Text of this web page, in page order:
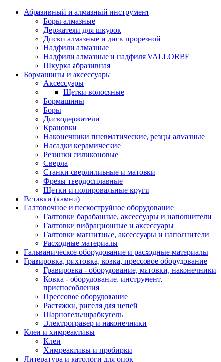
Абразивный и алмазный инструмент
Боры алмазные
Держатели для шкурок
Диски алмазные и диск прорезной
Надфили алмазные
Надфили алмазные и надфиля VALLORBE
Шкурка абразивная
Бормашины и аксессуары
Аксессуары
Щетки волосяные
Бормашины
Боры
Дискодержатели
Крацовки
Наконечники пневматические, резцы алмазные
Насадки керамические
Резинки силиконовые
Сверла
Станки сверлилиьные и матовки
Фрезы твердосплавные
Щетки и полировальные круги
Вставки (камни)
Галтовочное и пескоструйное оборудование
Галтовки барабанные, аксессуары и наполнители
Галтовки вибрационные и аксессуары
Галтовки магнитные, аксессуары и наполнители
Расходные материалы
Гальваническое оборудование и расходные материалы
Гравировка, рихтовка, ковка, прессовое оборудование
Гравировка - оборудование, матовки, наконечники
Ковка - оборудование, инструмент,
приспособления
Прессовое оборудование
Растяжки, ригеля для цепей
Шарногель/шрабкугель
Электрогравер и наконечники
Клеи и химреактивы
Клеи
Химреактивы и пробирки
Литература и катологи для опок